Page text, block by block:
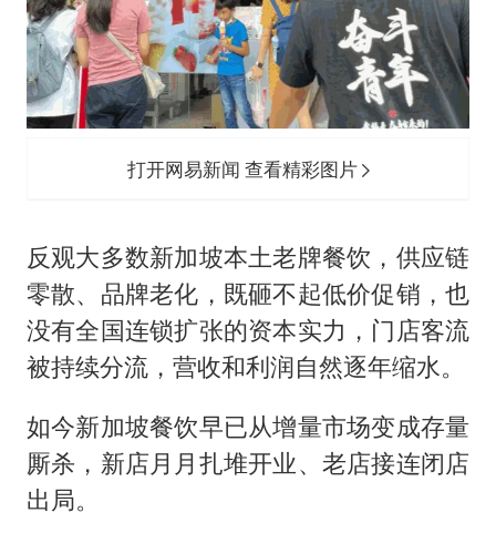
打开网易新闻 查看精彩图片
反观大多数新加坡本土老牌餐饮，供应链
零散、品牌老化，既砸不起低价促销，也
没有全国连锁扩张的资本实力，门店客流
被持续分流，营收和利润自然逐年缩水。
如今新加坡餐饮早已从增量市场变成存量
厮杀，新店月月扎堆开业、老店接连闭店
出局。